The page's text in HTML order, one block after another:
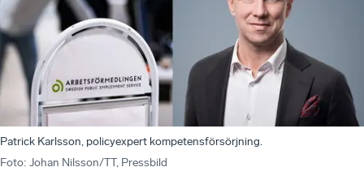
Patrick Karlsson, policyexpert kompetensförsörjning.
Foto: Johan Nilsson/TT, Pressbild